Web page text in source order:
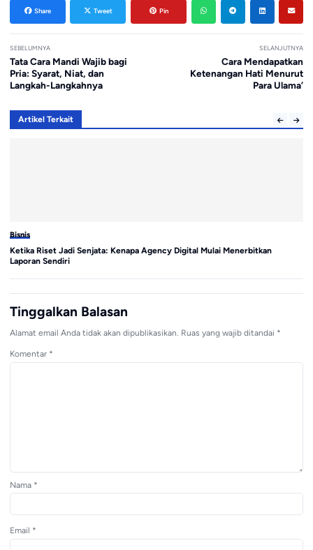
Share Tweet Pin
SEBELUMNYA
Tata Cara Mandi Wajib bagi
Pria: Syarat, Niat, dan
Langkah-Langkahnya
SELANJUTNYA
Cara Mendapatkan
Ketenangan Hati Menurut
Para Ulama’
Artikel Terkait
Bisnis
Ketika Riset Jadi Senjata: Kenapa Agency Digital Mulai Menerbitkan
Laporan Sendiri
Tinggalkan Balasan
Alamat email Anda tidak akan dipublikasikan. Ruas yang wajib ditandai *
Komentar *
Nama *
Email *